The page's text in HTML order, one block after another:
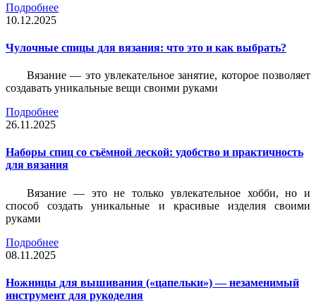
Подробнее
10.12.2025
Чулочные спицы для вязания: что это и как выбрать?
Вязание — это увлекательное занятие, которое позволяет
создавать уникальные вещи своими руками
Подробнее
26.11.2025
Наборы спиц со съёмной леской: удобство и практичность
для вязания
Вязание — это не только увлекательное хобби, но и
способ создать уникальные и красивые изделия своими
руками
Подробнее
08.11.2025
Ножницы для вышивания («цапельки») — незаменимый
инструмент для рукоделия